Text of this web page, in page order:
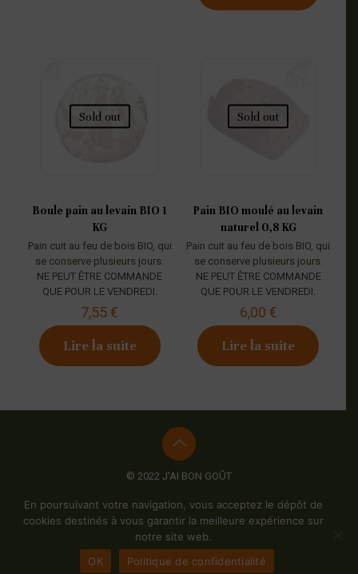
Sold out
Boule pain au levain BIO 1
KG
Pain cuit au feu de bois BIO, qui
se conserve plusieurs jours.
NE PEUT ÊTRE COMMANDE
QUE POUR LE VENDREDI.
7,55€
Lire la suite
Sold out
Pain BIO moulé au levain
naturel 0,8 KG
Pain cuit au feu de bois BIO, qui
se conserve plusieurs jours.
NE PEUT ÊTRE COMMANDE
QUE POUR LE VENDREDI.
6,00 €
Lire la suite
© 2022 J'AI BON GOÛT
générales de vente-Plan du site - Création du site : Synathos
En poursuivant votre navigation, vous acceptez le dépôt de
cookies destinés à vous garantir la meilleure expérience sur
notre site web.
OK
Politique de confidentialité